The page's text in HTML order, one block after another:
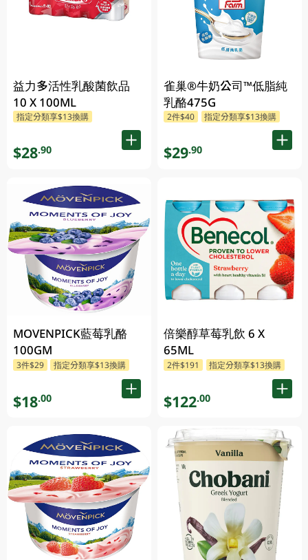
益力多活性乳酸菌飲品
10 X 100ML
指定分類享$13換購
$28.90
MOVENPICK藍莓乳酪
100GM
3件$29 指定分類享$13換購
$18.00
雀巢®牛奶公司™低脂純
乳酪475G
2件$40 指定分類享$13換購
$29.90
倍樂醇草莓乳飲 6 X
65ML
2件$191 指定分類享$13換購
$122.00